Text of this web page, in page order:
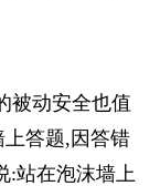
被动安全也值
答题,因答错
:站在泡沫墙上